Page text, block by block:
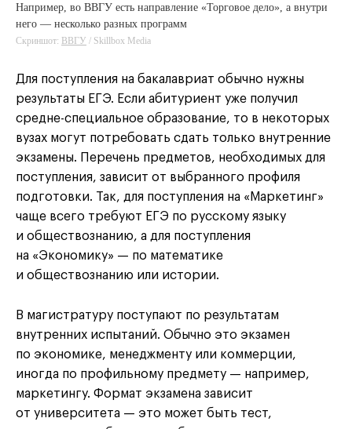
Например, во ВВГУ есть направление «Торговое дело», а внутри
него — несколько разных программ
Скриншот: ВВГУ / Skillbox Media
Для поступления на бакалавриат обычно нужны
результаты ЕГЭ. Если абитуриент уже получил
средне-специальное образование, то в некоторых
вузах могут потребовать сдать только внутренние
экзамены. Перечень предметов, необходимых для
поступления, зависит от выбранного профиля
подготовки. Так, для поступления на «Маркетинг»
чаще всего требуют ЕГЭ по русскому языку
и обществознанию, а для поступления
на «Экономику» — по математике
и обществознанию или истории.
В магистратуру поступают по результатам
внутренних испытаний. Обычно это экзамен
по экономике, менеджменту или коммерции,
иногда по профильному предмету — например,
маркетингу. Формат экзамена зависит
от университета — это может быть тест,